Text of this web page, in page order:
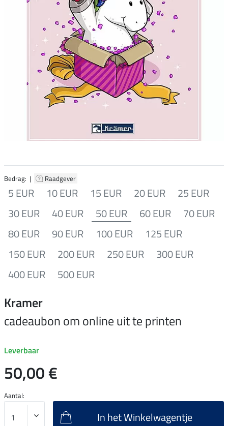
Bedrag: | Raadgever
5 EUR 10 EUR 15 EUR 20 EUR
25 EUR
30 EUR
40 EUR 50 EUR 60 EUR
70 EUR
80 EUR
90 EUR 100 EUR
125 EUR
150 EUR
200 EUR 250 EUR
300 EUR
400 EUR
500 EUR
Kramer
cadeaubon om online uit te printen
Leverbaar
50,00 €
Aantal:
In het Winkelwagentje